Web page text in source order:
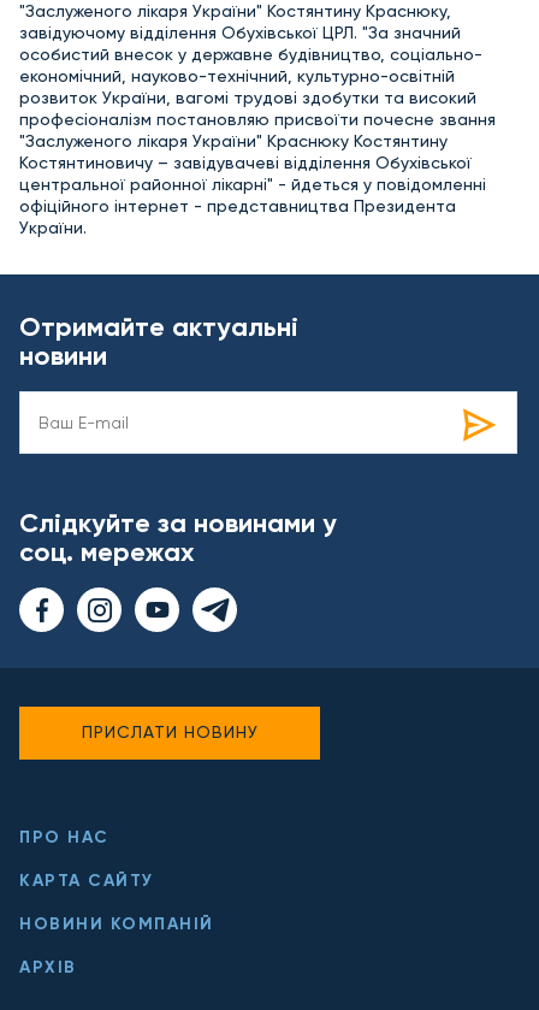
"Заслуженого лікаря України" Костянтину Краснюку,
завідуючому відділення Обухівської ЦРЛ. "За значний
особистий внесок у державне будівництво, соціально-
економічний, науково-технічний, культурно-освітній
розвиток України, вагомі трудові здобутки та високий
професіоналізм постановляю присвоїти почесне звання
"Заслуженого лікаря України" Краснюку Костянтину
Костянтиновичу – завідувачеві відділення Обухівської
центральної районної лікарні" - йдеться у повідомленні
офіційного інтернет - представництва Президента
України.
Отримайте актуальні
новини
Слідкуйте за новинами у
соц. мережах
ПРО НАС
КАРТА САЙТУ
НОВИНИ КОМПАНІЙ
АРХІВ
ПРИСЛАТИ НОВИНУ